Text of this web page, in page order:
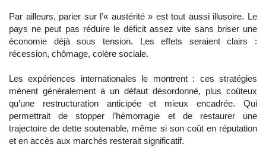
Par ailleurs, parier sur l’« austérité » est tout aussi illusoire. Le
pays ne peut pas réduire le déficit assez vite sans briser une
économie déjà sous tension. Les effets seraient clairs :
récession, chômage, colère sociale.
Les expériences internationales le montrent : ces stratégies
mènent généralement à un défaut désordonné, plus coûteux
qu’une restructuration anticipée et mieux encadrée. Qui
permettrait de stopper l’hémorragie et de restaurer une
trajectoire de dette soutenable, même si son coût en réputation
et en accès aux marchés resterait significatif.